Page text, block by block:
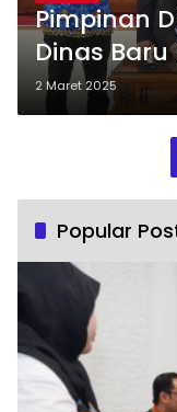
Pimpinan
Dinas
Lebih,
2 Maret 2025
Popular